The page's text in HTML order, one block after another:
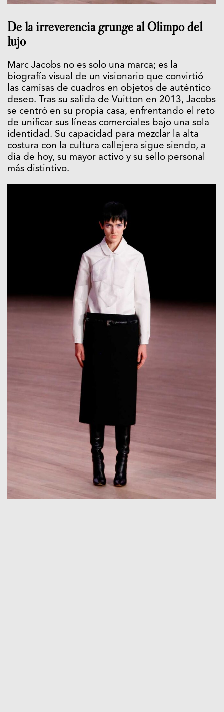
De la irreverencia grunge al Olimpo del
lujo
Marc Jacobs no es solo una marca; es la
biografía visual de un visionario que convirtió
las camisas de cuadros en objetos de auténtico
deseo. Tras su salida de Vuitton en 2013, Jacobs
se centró en su propia casa, enfrentando el reto
de unificar sus líneas comerciales bajo una sola
identidad. Su capacidad para mezclar la alta
costura con la cultura callejera sigue siendo, a
día de hoy, su mayor activo y su sello personal
más distintivo.